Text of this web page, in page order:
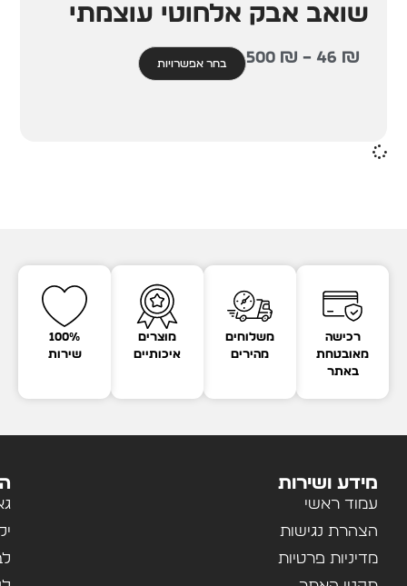
שואב אבק אלחוטי עוצמתי
46 ₪
–
500 ₪ בחר אפשרויות
רכישה
מאובטחת
באתר
משלוחים
מהירים
מוצרים
איכותיים
100%
שירות
מידע ושירות
עמוד ראשי
הצהרת נגישות
מדיניות פרטיות